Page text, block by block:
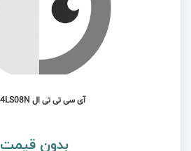
آی سی تی تی ال SN74LS08N
بدون قیمت